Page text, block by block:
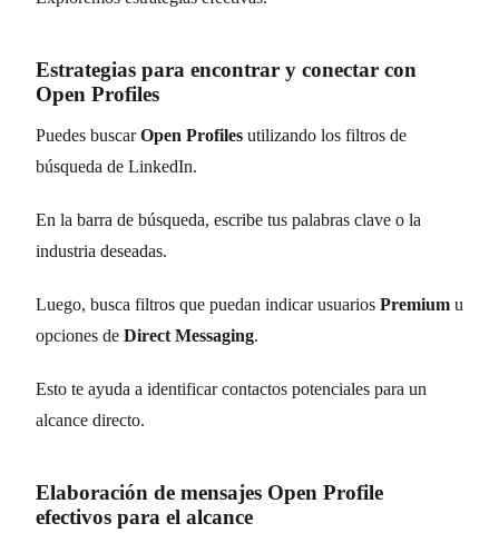
Estrategias para encontrar y conectar con
Open Profiles
Puedes buscarOpen Profiles utilizando los filtros de
búsqueda de LinkedIn.
En la barra de búsqueda, escribe tus palabras clave o la
industria deseadas.
Luego, busca filtros que puedan indicar usuarios Premium u
opciones de Direct Messaging.
Esto te ayuda a identificar contactos potenciales para un
alcance directo.
Elaboración de mensajes Open Profile
efectivos para el alcance